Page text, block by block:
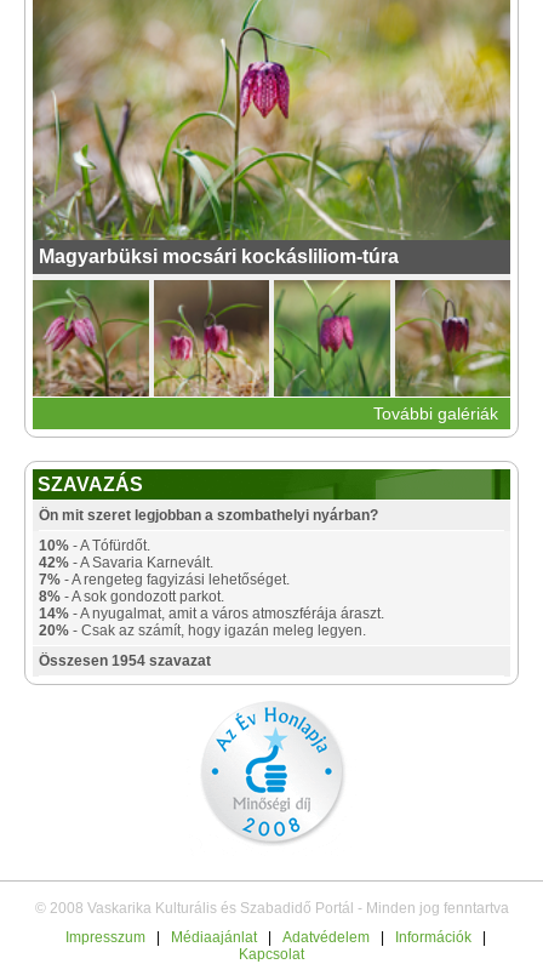
Magyarbüksi mocsári kockásliliom-túra
További galériák
SZAVAZÁS
Ön mit szeret legjobban a szombathelyi nyárban?
10% - A Tófürdőt.
42% - A Savaria Karnevált.
7% - A rengeteg fagyizási lehetőséget.
8% - A sok gondozott parkot.
14% - A nyugalmat, amit a város atmoszférája áraszt.
20% - Csak az számít, hogy igazán meleg legyen.
Összesen 1954 szavazat
© 2008 Vaskarika Kulturális és Szabadidő Portál - Minden jog fenntartva
Impresszum
Médiaajánlat Adatvédelem Információk
Kapcsolat